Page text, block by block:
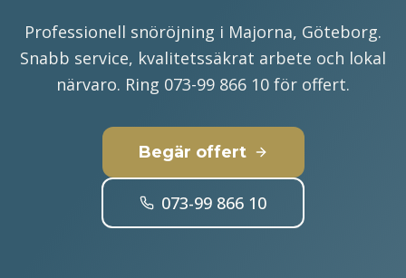
Professionell snöröjning i Majorna, Göteborg.
Snabb service, kvalitetssäkrat arbete och lokal
närvaro. Ring 073-99 866 10 för offert.
Begär offert
073-99 866 10